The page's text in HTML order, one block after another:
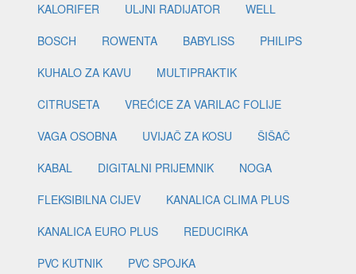
KALORIFER
ULJNI RADIJATOR
WELL
BOSCH
ROWENTA BABYLISS
PHILIPS
KUHALO ZA KAVU
MULTIPRAKTIK
CITRUSETA
VREĆICE ZA VARILAC FOLIJE
VAGA OSOBNA
UVIJAČ ZA KOSU
ŠIŠAČ
KABAL
DIGITALNI PRIJEMNIK
NOGA
FLEKSIBILNA CIJEV
KANALICA CLIMA PLUS
KANALICA EURO PLUS
REDUCIRKA
PVC KUTNIK
PVC SPOJKA